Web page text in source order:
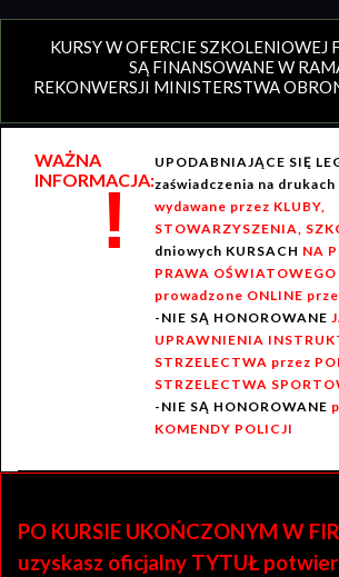
KURSY W OFERCIE SZKOLENIOWEJ
SĄ FINANSOWANE W
REKONWERSJI MINISTERSTWA
WAŻNA
INFORMACJA:
!
UPODABNIAJĄCE SIĘ
zaświadczenia na drukach
wydawane przez KLUBY,
STOWARZYSZENIA,
dniowych KURSACH NA
PRAWA OŚWIATOWEGO
prowadzone ONLINE
-NIE SĄ HONOROWANE
UPRAWNIENIA
STRZELECTWA przez
STRZELECTWA
-NIE SĄ HONOROWANE
KOMENDY POLICJI
PO KURSIE UKOŃCZONYM W
uzyskasz oficjalny TYTUŁ